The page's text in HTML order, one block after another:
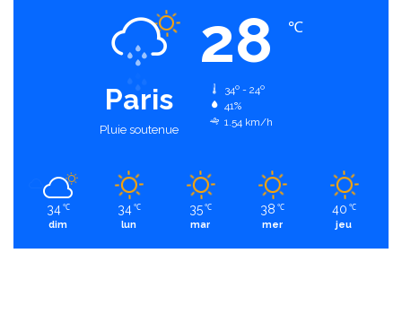
Paris
Pluie soutenue
28 ℃
34º - 24º
41%
1.54 km/h
34 ℃
dim
34 ℃
lun
35 ℃
mar
38 ℃
mer
40 ℃
jeu